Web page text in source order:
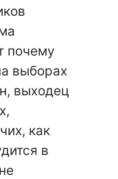
почему
выборах
выходец
как
в